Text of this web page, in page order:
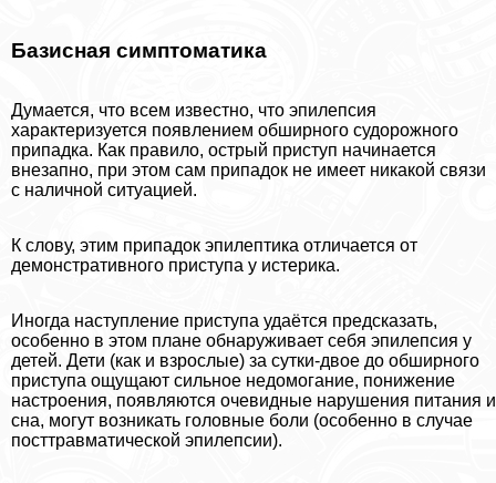
Базисная симптоматика
Думается, что всем известно, что эпилепсия
хаpaктеризуется появлением обширного судорожного
припадка. Как правило, острый приступ начинается
внезапно, при этом сам припадок не имеет никакой связи
с наличной ситуацией.
К слову, этим припадок эпилептика отличается от
демонстративного приступа у истерика.
Иногда наступление приступа удаётся предсказать,
особенно в этом плане обнаруживает себя эпилепсия у
детей. Дети (как и взрослые) за сутки-двое до обширного
приступа ощущают сильное недомогание, понижение
настроения, появляются очевидные нарушения питания и
сна, могут возникать головные боли (особенно в случае
посттравматической эпилепсии).